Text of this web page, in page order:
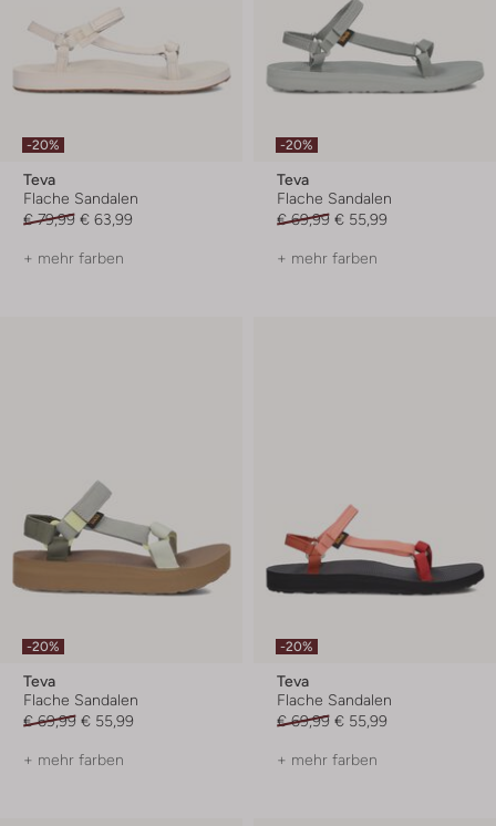
-20%
Teva
Flache Sandalen
€ 79,99 € 63,99
+ mehr farben
-20%
Teva
Flache Sandalen
€ 69,99 € 55,99
+ mehr farben
-20%
Teva
Flache Sandalen
€ 69,99 € 55,99
+ mehr farben
-20%
Teva
Flache Sandalen
€ 69,99 € 55,99
+ mehr farben